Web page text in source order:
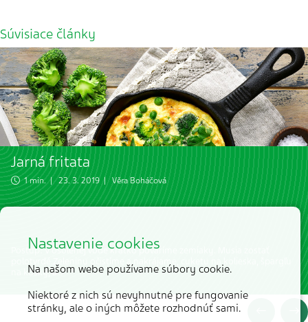
Súvisiace články
Jarná fritata
1 min. | 23. 3. 2019 |Věra Boháčová
Postup: V osolenej vode krátko povaríme zemiaky. Musia zostať
na kúsky, a…
Nastavenie cookies
Na našom webe používame súbory cookie.
Niektoré z nich sú nevyhnutné pre fungovanie
stránky, ale o iných môžete rozhodnúť sami.